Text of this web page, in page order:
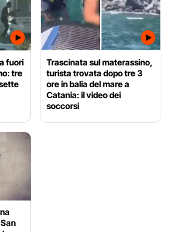
fuori
tre
Trascinata sul materassino,
turista trovata dopo tre 3
ore in balia del mare a
Catania: il video dei
soccorsi